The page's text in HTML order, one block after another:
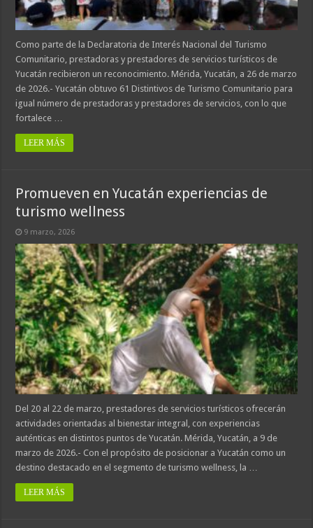
Como parte de la Declaratoria de Interés Nacional del Turismo
Comunitario, prestadoras y prestadores de servicios turísticos de
Yucatán recibieron un reconocimiento. Mérida, Yucatán, a 26 de marzo
de 2026.- Yucatán obtuvo 61 Distintivos de Turismo Comunitario para
igual número de prestadoras y prestadores de servicios, con lo que
fortalece …
LEER MÁS
Promueven en Yucatán experiencias de
turismo wellness
9 marzo, 2026
Del 20 al 22 de marzo, prestadores de servicios turísticos ofrecerán
actividades orientadas al bienestar integral, con experiencias
auténticas en distintos puntos de Yucatán. Mérida, Yucatán, a 9 de
marzo de 2026.- Con el propósito de posicionar a Yucatán como un
destino destacado en el segmento de turismo wellness, la …
LEER MÁS